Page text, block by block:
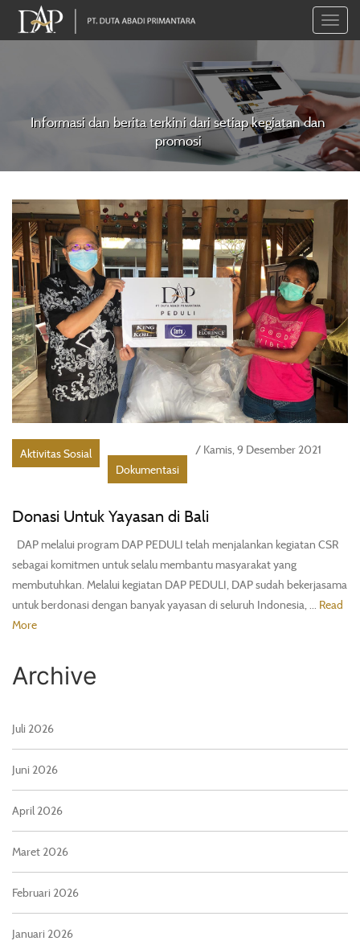
Toggle
Informasi dan berita terkini dari setiap kegiatan dan
promosi
Aktivitas Sosial
Dokumentasi
/ Kamis, 9 Desember 2021
Donasi Untuk Yayasan di Bali
DAP melalui program DAP PEDULI telah menjalankan kegiatan CSR
sebagai komitmen untuk selalu membantu masyarakat yang
membutuhkan. Melalui kegiatan DAP PEDULI, DAP sudah bekerjasama
untuk berdonasi dengan banyak yayasan di seluruh Indonesia, ... Read
More
Archive
Juli 2026
Juni 2026
April 2026
Maret 2026
Februari 2026
Januari 2026